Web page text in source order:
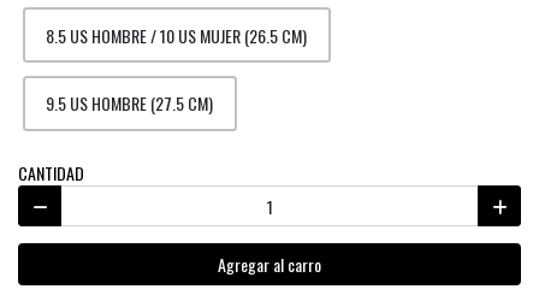
8.5 US HOMBRE / 10 US MUJER (26.5 CM)
9.5 US HOMBRE (27.5 CM)
CANTIDAD
Agregar al carro